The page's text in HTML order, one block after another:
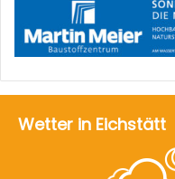
Wetter in Eichstätt